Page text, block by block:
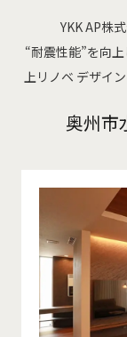
YKK AP株
“耐震性能”を向
上リノベ デザイ
奥州市